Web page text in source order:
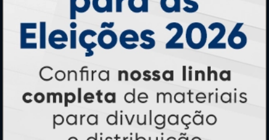
Garantia
Montagem e Fechamento de Arquivo
Perguntas Frequentes
HORÁRIOS
Horário:
8:30h às 12h e 13h às 17:00h (dias úteis).